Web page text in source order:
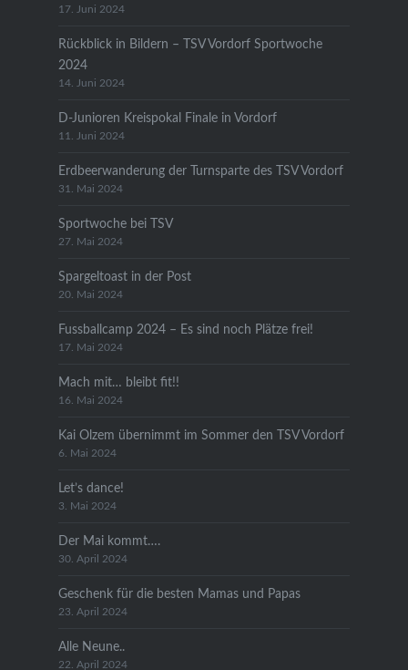
17. Juni 2024
Rückblick in Bildern – TSV Vordorf Sportwoche
2024
14. Juni 2024
D-Junioren Kreispokal Finale in Vordorf
11. Juni 2024
Erdbeerwanderung der Turnsparte des TSV Vordorf
31. Mai 2024
Sportwoche bei TSV
27. Mai 2024
Spargeltoast in der Post
20. Mai 2024
Fussballcamp 2024 – Es sind noch Plätze frei!
17. Mai 2024
Mach mit… bleibt fit!!
16. Mai 2024
Kai Olzem übernimmt im Sommer den TSV Vordorf
6. Mai 2024
Let’s dance!
3. Mai 2024
Der Mai kommt….
30. April 2024
Geschenk für die besten Mamas und Papas
23. April 2024
Alle Neune..
22. April 2024